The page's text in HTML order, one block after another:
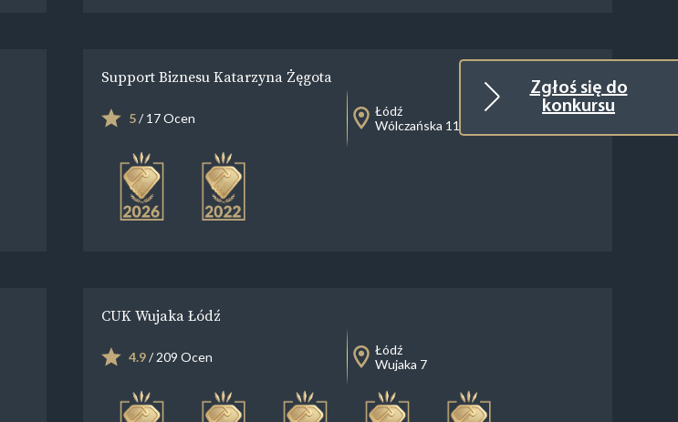
Zgłoś się do
konkursu
Support Biznesu Katarzyna Żęgota
5/ 17 Ocen
Łódź
Wólczańska 117/36
CUK Wujaka Łódź
4.9/ 209 Ocen
Łódź
Wujaka 7